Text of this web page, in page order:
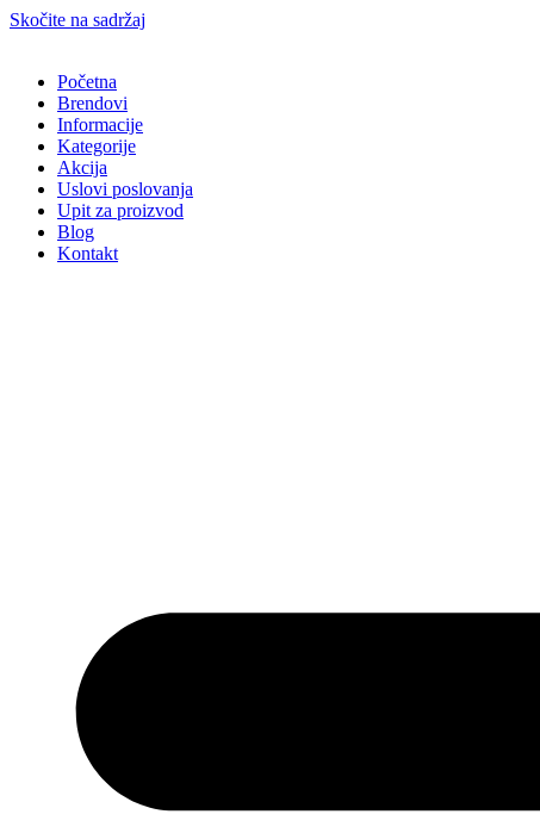
Skočite na sadržaj
Početna
Brendovi
Informacije
Kategorije
Akcija
Uslovi poslovanja
Upit za proizvod
Blog
Kontakt